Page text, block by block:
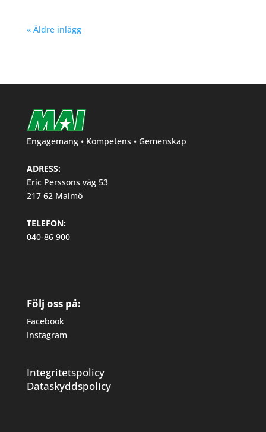
« Äldre inlägg
Engagemang • Kompetens • Gemenskap
ADRESS:
Eric Perssons väg 53
217 62 Malmö
TELEFON:
040-86 900
Följ oss på:
Facebook
Instagram
Integritetspolicy
Dataskyddspolicy